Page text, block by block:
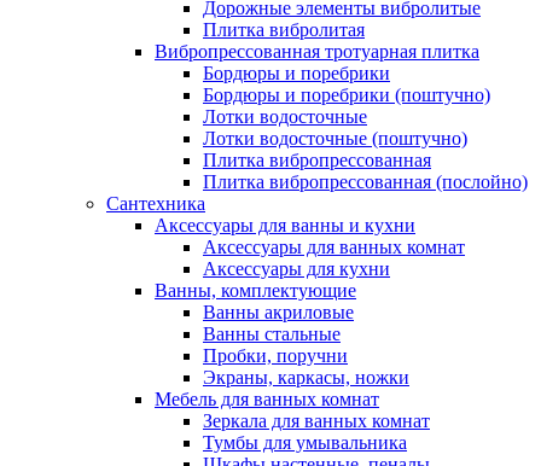
Дорожные элементы вибролитые
Плитка вибролитая
Вибропрессованная тротуарная плитка
Бордюры и поребрики
Бордюры и поребрики (поштучно)
Лотки водосточные
Лотки водосточные (поштучно)
Плитка вибропрессованная
Плитка вибропрессованная (послойно)
Сантехника
Аксессуары для ванны и кухни
Аксессуары для ванных комнат
Аксессуары для кухни
Ванны, комплектующие
Ванны акриловые
Ванны стальные
Пробки, поручни
Экраны, каркасы, ножки
Мебель для ванных комнат
Зеркала для ванных комнат
Тумбы для умывальника